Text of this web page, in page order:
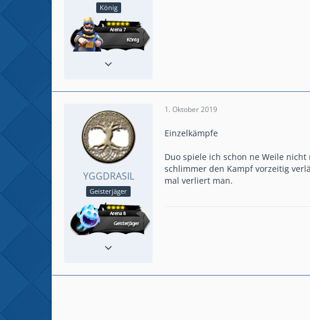
König
YGGDRASIL
Geisterjäger
1. Oktober 2019
Einzelkämpfe
Duo spiele ich schon ne Weile
schlimmer den Kampf vorzeitig
mal verliert man.